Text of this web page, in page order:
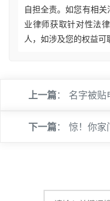
自担全责。如您有相
业律师获取针对性法
人，如涉及您的权益可
上一篇： 名字被贴
下一篇： 惊！你家